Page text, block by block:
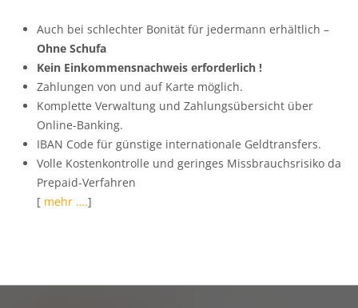
Auch bei schlechter Bonität für jedermann erhältlich –
Ohne Schufa
Kein Einkommensnachweis erforderlich !
Zahlungen von und auf Karte möglich.
Komplette Verwaltung und Zahlungsübersicht über
Online-Banking.
IBAN Code für günstige internationale Geldtransfers.
Volle Kostenkontrolle und geringes Missbrauchsrisiko da
Prepaid-Verfahren
[ mehr ….]